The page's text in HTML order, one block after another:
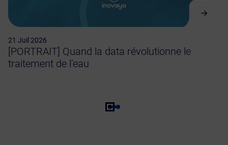
21 Juil 2026
[PORTRAIT] Quand la data révolutionne le
traitement de l’eau